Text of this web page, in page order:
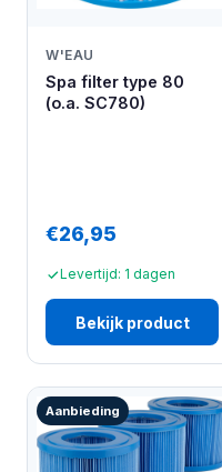
W'EAU
Spa filter type 80
(o.a. SC780)
€26,95
Levertijd: 1 dagen
Bekijk product
Aanbieding